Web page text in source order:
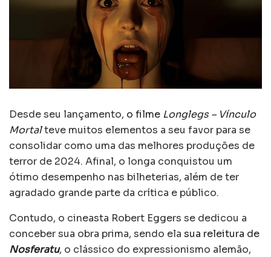
Desde seu lançamento, o filme Longlegs – Vínculo
Mortalteve muitos elementos a seu favor para se
consolidar como uma das melhores produções de
terror de 2024. Afinal, o longa conquistou um
ótimo desempenho nas bilheterias, além de ter
agradado grande parte da crítica e público.
Contudo, o cineasta Robert Eggers se dedicou a
conceber sua obra prima, sendo ela sua releitura de
Nosferatu, o clássico do expressionismo alemão,